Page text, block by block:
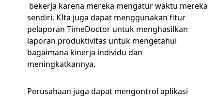
bekerja karena mereka mengatur waktu mereka
sendiri. KIta juga dapat menggunakan fitur
pelaporan TimeDoctor untuk menghasilkan
laporan produktivitas untuk mengetahui
bagaimana kinerja individu dan
meningkatkannya.
Perusahaan juga dapat mengontrol aplikasi